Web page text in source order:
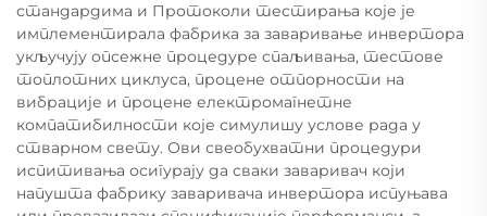
стандардима и Протоколи тестирања које је
имплементирала фабрика за заваривање инвертора
укључују опсежне процедуре спаљивања, тестове
топлотних циклуса, процене отпорности на
вибрације и процене електромагнетне
компатибилности које симулишу услове рада у
стварном свету. Ови свеобухватни процедури
испитивања осигурају да сваки заваривач који
напушта фабрику заваривача инвертора испуњава